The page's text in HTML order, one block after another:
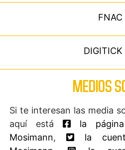
FNAC
DIGITICK
MEDIOS
Si te interesan las media
aquí está
la
Mosimann,
la